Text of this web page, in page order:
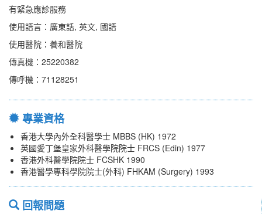
有緊急應診服務
使用語言：廣東話, 英文, 國語
使用醫院：養和醫院
傳真機：25220382
傳呼機：71128251
專業資格
香港大學內外全科醫學士 MBBS (HK) 1972
英國愛丁堡皇家外科醫學院院士 FRCS (Edin) 1977
香港外科醫學院院士 FCSHK 1990
香港醫學專科學院院士(外科) FHKAM (Surgery) 1993
回報問題